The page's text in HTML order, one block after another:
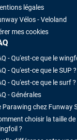
légales
Vélos - Veloland
mes cookies
- Qu'est-ce que le
- Qu'est-ce que le SUP ?
- Qu'est-ce que le surf ?
- Générales
Parawing chez Funway
choisir la taille
?